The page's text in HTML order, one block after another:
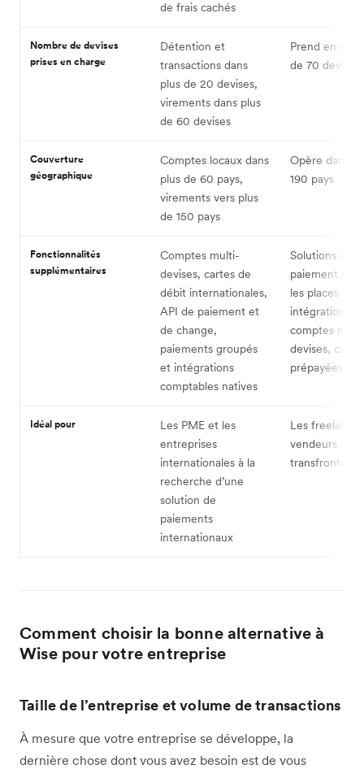
de frais cachés
Nombre de devises
prises en charge
Détention et
transactions dans
plus de 20 devises,
virements dans plus
de 60 devises
Prend en
de 70 devises
Couverture
géographique
Comptes locaux dans
plus de 60 pays,
virements vers plus
de 150 pays
Opère dans
190 pays
Fonctionnalités
supplémentaires
Comptes multi-
devises, cartes de
débit internationales,
API de paiement et
de change,
paiements groupés
et intégrations
comptables natives
Solutions de
paiement
les places de
intégration
comptes
devises, cartes
prépayées
Idéal pour
Les PME et les
entreprises
internationales à la
recherche d’une
solution de
paiements
internationaux
Les
vendeurs
Comment choisir la bonne alternative à
Wise pour votre entreprise
Taille de l’entreprise et volume de transactions
À mesure que votre entreprise se développe, la
dernière chose dont vous avez besoin est de vous